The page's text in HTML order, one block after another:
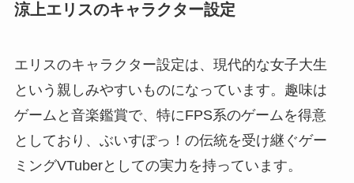
涼上エリスのキャラクター設定
エリスのキャラクター設定は、現代的な女子大生
という親しみやすいものになっています。趣味は
ゲームと音楽鑑賞で、特にFPS系のゲームを得意
としており、ぶいすぽっ！の伝統を受け継ぐゲー
ミングVTuberとしての実力を持っています。